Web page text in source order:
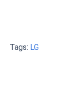
Tags: LG